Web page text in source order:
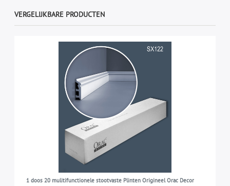
VERGELIJKBARE PRODUCTEN
1 doos 20 mulitifunctionele stootvaste Plinten Origineel Orac Decor